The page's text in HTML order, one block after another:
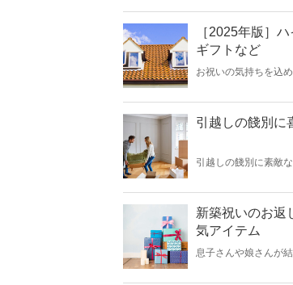
［2025年版］
ギフトなど
お祝いの気持ちを込
今回は、［2025年
引越しの餞別に
引越しの餞別に素敵
なのでしょうか？い
新築祝いのお返
気アイテム
息子さんや娘さんが
るかもしれません。